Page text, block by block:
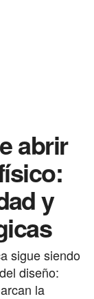
abrir
y
sigue siendo
diseño:
la